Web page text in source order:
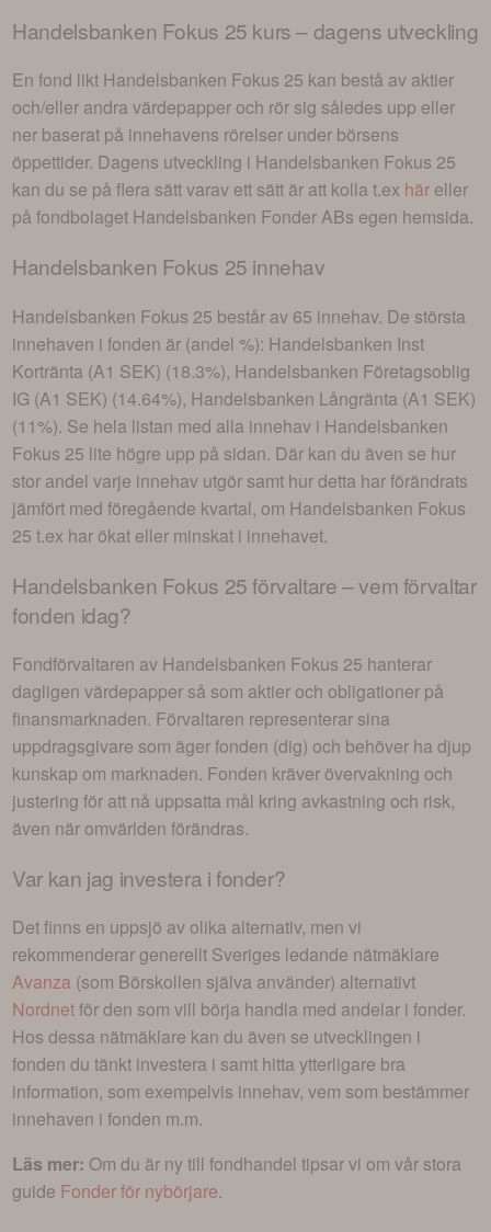
Handelsbanken Fokus 25 kurs – dagens utveckling
En fond likt Handelsbanken Fokus 25 kan bestå av aktier
och/eller andra värdepapper och rör sig således upp eller
ner baserat på innehavens rörelser under börsens
öppettider. Dagens utveckling i Handelsbanken Fokus 25
kan du se på flera sätt varav ett sätt är att kolla t.ex här eller
på fondbolaget Handelsbanken Fonder ABs egen hemsida.
Handelsbanken Fokus 25 innehav
Handelsbanken Fokus 25 består av 65 innehav. De största
innehaven i fonden är (andel %): Handelsbanken Inst
Kortränta (A1 SEK) (18.3%), Handelsbanken Företagsoblig
IG (A1 SEK) (14.64%), Handelsbanken Långränta (A1 SEK)
(11%). Se hela listan med alla innehav i Handelsbanken
Fokus 25 lite högre upp på sidan. Där kan du även se hur
stor andel varje innehav utgör samt hur detta har förändrats
jämfört med föregående kvartal, om Handelsbanken Fokus
25 t.ex har ökat eller minskat i innehavet.
Handelsbanken Fokus 25förvaltare – vem förvaltar
fonden idag?
Fondförvaltaren av Handelsbanken Fokus 25 hanterar
dagligen värdepapper så som aktier och obligationer på
finansmarknaden. Förvaltaren representerar sina
uppdragsgivare som äger fonden (dig) och behöver ha djup
kunskap om marknaden. Fonden kräver övervakning och
justering för att nå uppsatta mål kring avkastning och risk,
även när omvärlden förändras.
Var kan jag investera ifonder?
Det finns en uppsjö av olika alternativ, men vi
rekommenderar generellt Sveriges ledande nätmäklare
Avanza (som Börskollen själva använder) alternativt
Nordnetför den som vill börja handla med andelar ifonder.
Hos dessa nätmäklare kan du även se utvecklingen i
fonden du tänkt investera i samt hitta ytterligare bra
information, som exempelvis innehav, vem som bestämmer
innehaven i fonden m.m.
Läs mer: Om du är ny till fondhandel tipsar vi om vår stora
guide Fonder för nybörjare.